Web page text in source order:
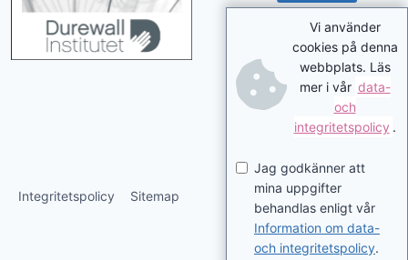
Integritetspolicy Sitemap
Vi använder
cookies på denna
webbplats. Läs
mer i vår data-
och
integritetspolicy .
Jag godkänner att
mina uppgifter
behandlas enligt vår
Information om data-
och integritetspolicy.